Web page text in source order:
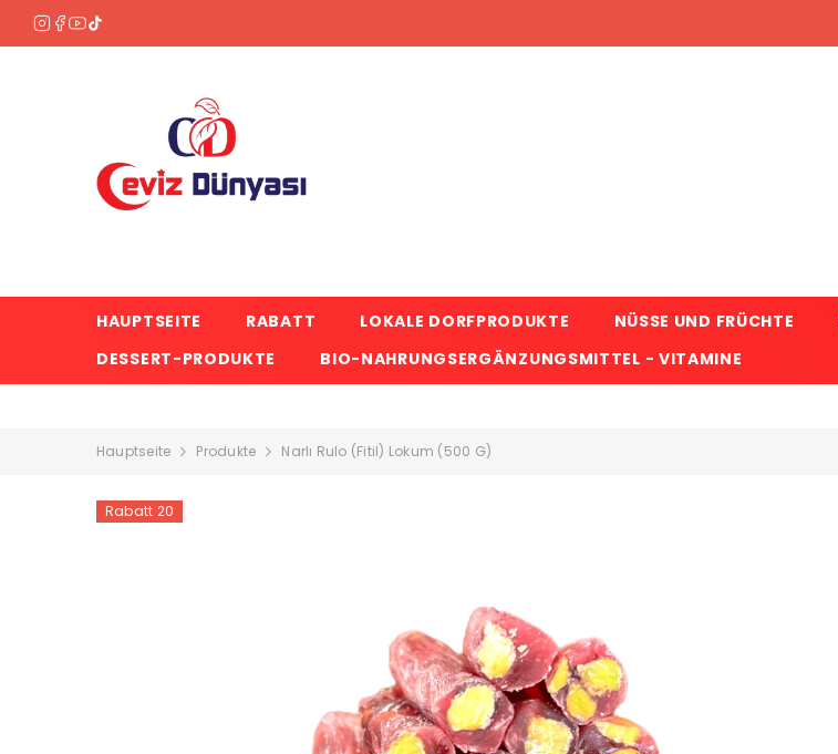
HAUPTSEITE RABATT LOKALE DORFPRODUKTE NÜSSE UND FRÜCHTE
DESSERT-PRODUKTE
BIO-NAHRUNGSERGÄNZUNGSMITTEL - VITAMINE
Hauptseite Produkte Narlı Rulo (Fitil) Lokum (500 G)
Rabatt 20